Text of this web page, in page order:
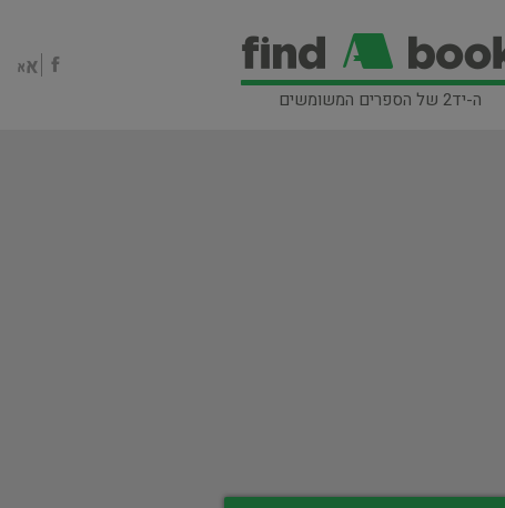
ה-יד2 של הספרים המשומשים